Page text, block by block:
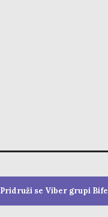
Pridruži se Viber grupi Bife